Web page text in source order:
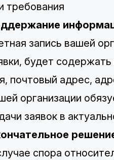
требования
запись вашей
будет
почтовый адрес,
организации
заявок в
спора